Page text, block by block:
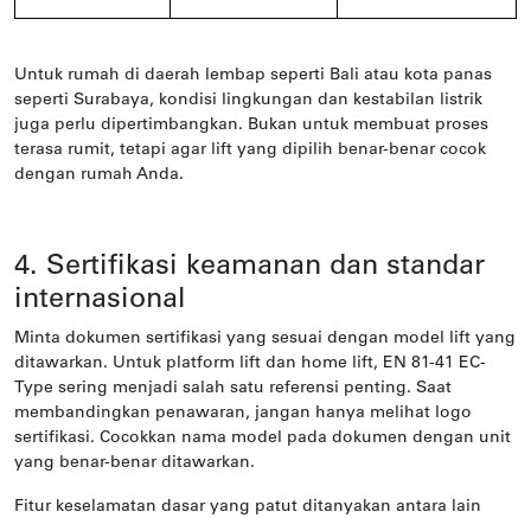
Untuk rumah di daerah lembap seperti Bali atau kota panas
seperti Surabaya, kondisi lingkungan dan kestabilan listrik
juga perlu dipertimbangkan. Bukan untuk membuat proses
terasa rumit, tetapi agar lift yang dipilih benar-benar cocok
dengan rumah Anda.
4. Sertifikasi keamanan dan standar
internasional
Minta dokumen sertifikasi yang sesuai dengan model lift yang
ditawarkan. Untuk platform lift dan home lift, EN 81-41 EC-
Type sering menjadi salah satu referensi penting. Saat
membandingkan penawaran, jangan hanya melihat logo
sertifikasi. Cocokkan nama model pada dokumen dengan unit
yang benar-benar ditawarkan.
Fitur keselamatan dasar yang patut ditanyakan antara lain